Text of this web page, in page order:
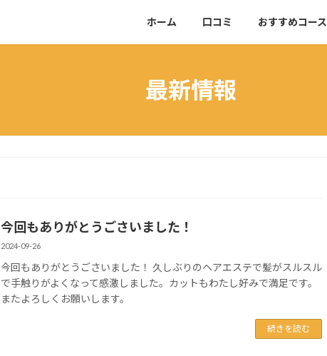
ホーム 口コミ おすすめコース
最新情報
今回もありがとうごさいました！
2024-09-26
今回もありがとうごさいました！ 久しぶりのヘアエステで髪がスルスル
で手触りがよくなって感激しました。カットもわたし好みで満足です。
またよろしくお願いします。
続きを読む